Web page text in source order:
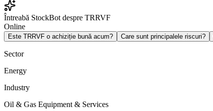
Întreabă StockBot despre TRRVF
Online
Este TRRVF o achiziție bună acum? Care sunt principalele riscuri?
Sector
Energy
Industry
Oil & Gas Equipment & Services